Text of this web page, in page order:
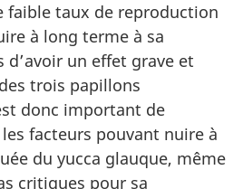
faible taux de reproduction
à long terme à sa
d’avoir un effet grave et
trois papillons
donc important de
facteurs pouvant nuire à
du yucca glauque, même
critiques pour sa